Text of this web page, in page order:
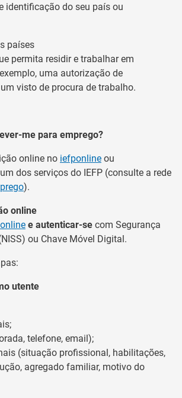
identificação do seu país ou
países
permita residir e trabalhar em
uma autorização de
visto de procura de trabalho.
me para emprego?
online no iefponline ou
dos serviços do IEFP (consulte a rede
).
online
e autenticar-se com Segurança
ou Chave Móvel Digital.
utente
telefone, email);
(situação profissional, habilitações,
agregado familiar, motivo do